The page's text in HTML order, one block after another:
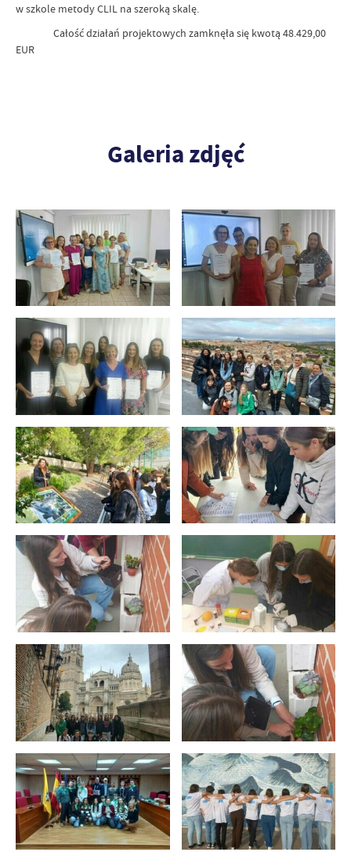
w szkole metody CLIL na szeroką skalę.
Całość działań projektowych zamknęła się kwotą 48.429,00
EUR
Galeria zdjęć